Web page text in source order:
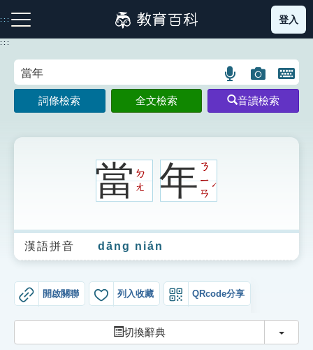
到
主
:::
注音索引圖示 筆畫索引圖示 部首索引表圖示
生字詞彙表
成語故事
索引選單
登入
:::
語
言
搜
圖
片
搜
開
鍵
圖
詞條檢索 全文檢索 音讀檢索
當ㄉ
ㄤ
年ㄋ
ㄧ
ㄢ
ˊ
漢語拼音 dāng nián
開啟關聯 列入收藏 QRcode分享
切換辭典 切換